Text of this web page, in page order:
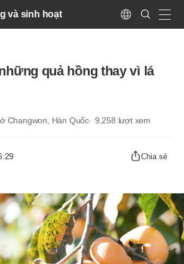
và sinh hoạt
Language
Search
Submit
quả hồng thay vì lá
Changwon, Hàn Quốc 9,258 lượt xem
Chia sẻ